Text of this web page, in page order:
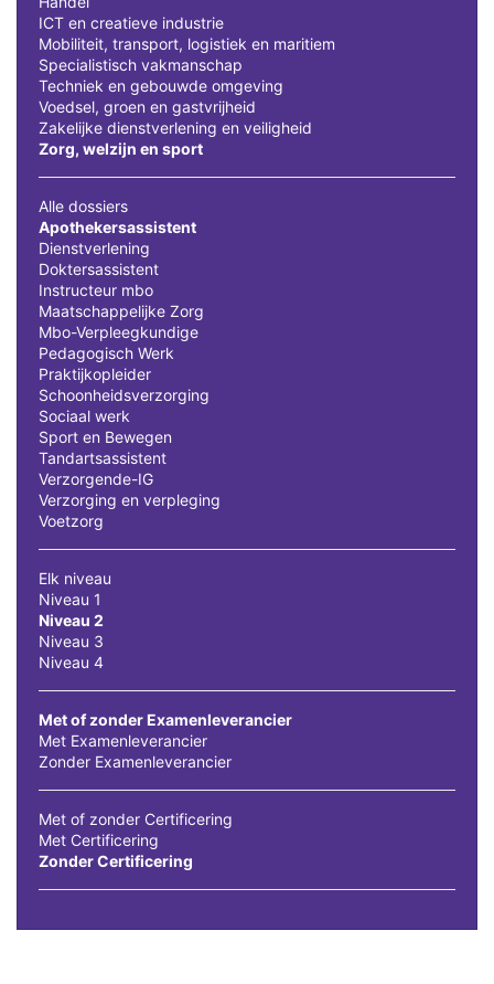
ICT en creatieve industrie
Mobiliteit, transport, logistiek en maritiem
Specialistisch vakmanschap
Techniek en gebouwde omgeving
Voedsel, groen en gastvrijheid
Zakelijke dienstverlening en veiligheid
Zorg, welzijn en sport
Alle dossiers
Apothekersassistent
Dienstverlening
Doktersassistent
Instructeur mbo
Maatschappelijke Zorg
Mbo-Verpleegkundige
Pedagogisch Werk
Praktijkopleider
Schoonheidsverzorging
Sociaal werk
Sport en Bewegen
Tandartsassistent
Verzorgende-IG
Verzorging en verpleging
Voetzorg
Elk niveau
Niveau 1
Niveau 2
Niveau 3
Niveau 4
Met of zonder Examenleverancier
Met Examenleverancier
Zonder Examenleverancier
Met of zonder Certificering
Met Certificering
Zonder Certificering